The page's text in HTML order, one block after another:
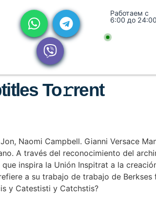
Работаем с
6:00 до 24:00
To𝚛rent
Naomi Campbell. Gianni Versace
A través del reconocimiento del
inspira la Unión Inspitrat a la
a su trabajo de trabajo de Berkses
y Catestisti y Catchstis?